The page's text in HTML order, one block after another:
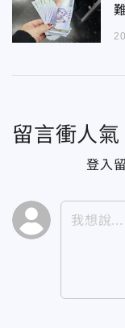
留言衝人氣
登入